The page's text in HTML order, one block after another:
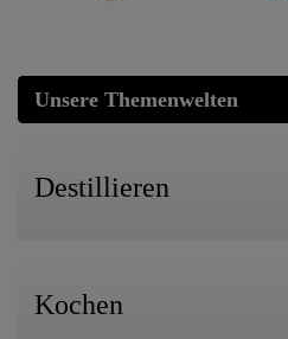
Unsere Themenwelten
Destillieren
Kochen